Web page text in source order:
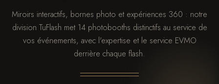
Miroirs interactifs, bornes photo et expériences 360 : notre
division TuFlash met 14 photobooths distinctifs au service de
vos événements, avec l'expertise et le service EVMO
derrière chaque flash.